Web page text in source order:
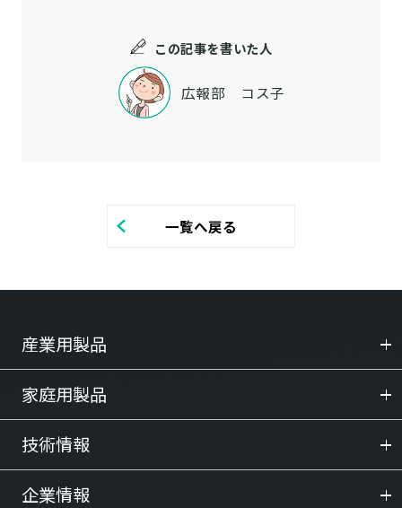
この記事を書いた人
広報部 コス子
一覧へ戻る
産業用製品
家庭用製品
技術情報
企業情報